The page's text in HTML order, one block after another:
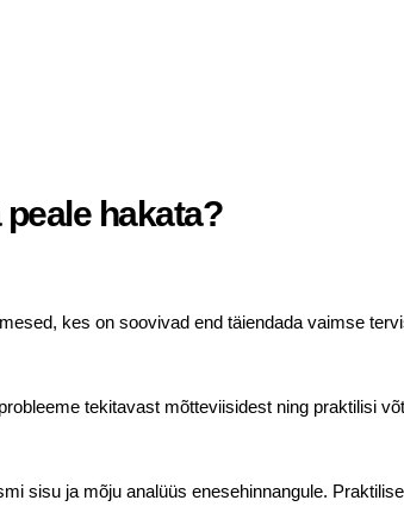
hakata?
kes on soovivad end täiendada vaimse
tekitavast mõtteviisidest ning praktilisi
sisu ja mõju analüüs enesehinnangule.